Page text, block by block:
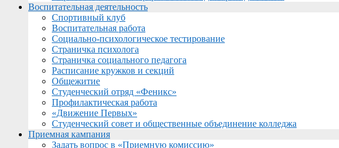
Воспитательная деятельность
Спортивный клуб
Воспитательная работа
Социально-психологическое тестирование
Страничка психолога
Страничка социального педагога
Расписание кружков и секций
Общежитие
Студенческий отряд «Феникс»
Профилактическая работа
«Движение Первых»
Студенческий совет и общественные объединение колледжа
Приемная кампания
Задать вопрос в «Приемную комиссию»